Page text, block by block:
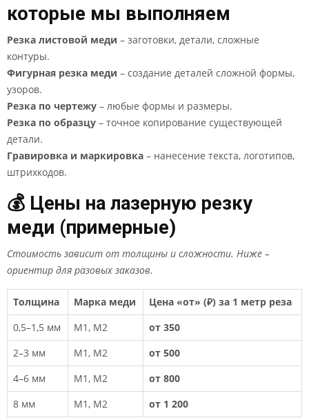
которые мы выполняем
Резка листовой меди – заготовки, детали, сложные
контуры.
Фигурная резка меди – создание деталей сложной формы,
узоров.
Резка по чертежу – любые формы и размеры.
Резка по образцу – точное копирование существующей
детали.
Гравировка и маркировка – нанесение текста, логотипов,
штрихкодов.
💰 Цены на лазерную резку
меди (примерные)
Стоимость зависит от толщины и сложности. Ниже –
ориентир для разовых заказов.
Толщина Марка меди
Цена «от» (₽) за 1 метр реза
0,5–1,5 мм
М1, М2
от 350
2–3 мм
М1, М2
от 500
4–6 мм
М1, М2
от 800
8 мм
М1, М2 от 1 200